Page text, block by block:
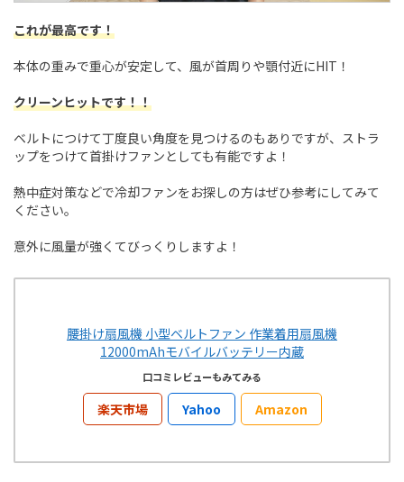
これが最高です！
本体の重みで重心が安定して、風が首周りや顎付近にHIT！
クリーンヒットです！！
ベルトにつけて丁度良い角度を見つけるのもありですが、ストラ
ップをつけて首掛けファンとしても有能ですよ！
熱中症対策などで冷却ファンをお探しの方はぜひ参考にしてみて
ください。
意外に風量が強くてびっくりしますよ！
腰掛け扇風機 小型ベルトファン 作業着用扇風機
12000mAhモバイルバッテリー内蔵
口コミレビューもみてみる
楽天市場 Yahoo Amazon